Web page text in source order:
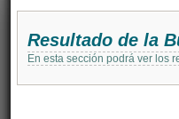
Resultado de la
En esta sección podrá ver los